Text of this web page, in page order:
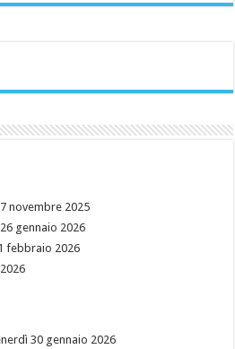
novembre 2025
gennaio 2026
febbraio 2026
30 gennaio 2026